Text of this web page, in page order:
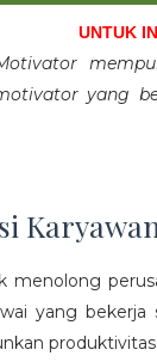
UNTUK
yang
menolong
yang
produktivitas